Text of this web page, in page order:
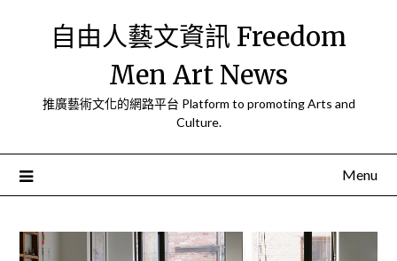
自由人藝文資訊 Freedom
Men Art News
推廣藝術文化的網路平台 Platform to promoting Arts and
Culture.
Menu